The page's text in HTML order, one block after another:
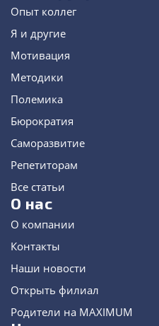
Опыт коллег
Я и другие
Мотивация
Методики
Полемика
Бюрократия
Саморазвитие
Репетиторам
Все статьи
О нас
О компании
Контакты
Наши новости
Открыть филиал
Родители на MAXIMUM